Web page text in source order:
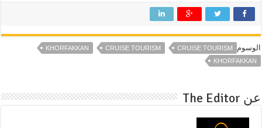
الوسوم CRUISE TOURISM
CRUISE TOURISM
KHORFAKKAN
KHORFAKKAN
عن The Editor